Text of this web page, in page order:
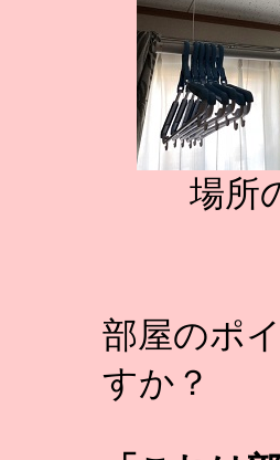
場所
部屋のポ
すか？